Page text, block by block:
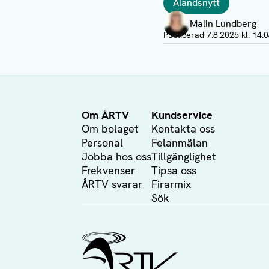
Ålandsnytt
Författare
Malin Lundberg
Visa profil
Publicerad 7.8.2025 kl.
Om ÅRTV
Om bolaget
Personal
Jobba hos oss
Frekvenser
ÅRTV svarar
Kundservice
Kontakta oss
Felanmälan
Tillgänglighet
Tipsa oss
Firarmix
Sök
Ålands Radio & TV